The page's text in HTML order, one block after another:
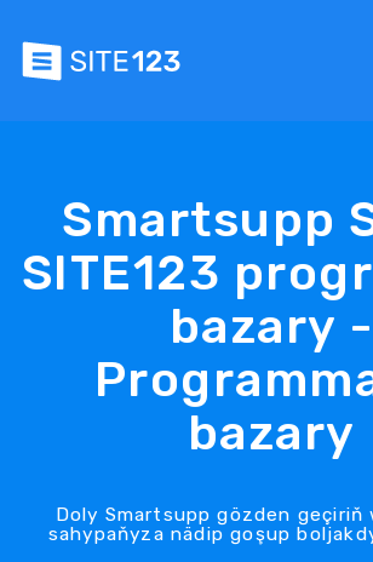
Smartsupp
SITE123
bazary -
bazary
Doly Smartsupp gözden geçiriň
sahypaňyza nädip goşup